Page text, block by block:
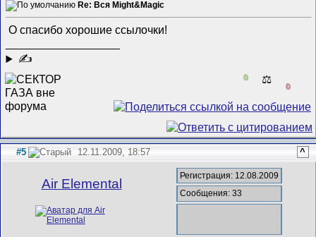
Re: Вся Might&Magic
О спасибо хорошие ссылочки!
✍
0 ⚖️
0
#5 12.11.2009, 18:57 ^
Air Elemental
Регистрация: 12.08.2009
Сообщения: 33